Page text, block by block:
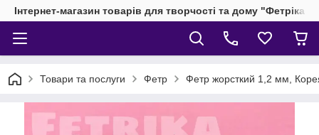
Інтернет-магазин товарів для творчості та дому "Фетріка"
Товари та послуги Фетр Фетр жорсткий 1,2 мм,